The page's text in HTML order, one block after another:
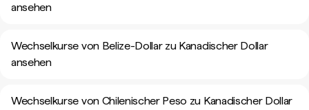
ansehen
Wechselkurse von Belize-Dollar zu Kanadischer Dollar
ansehen
Wechselkurse von Chilenischer Peso zu Kanadischer Dollar